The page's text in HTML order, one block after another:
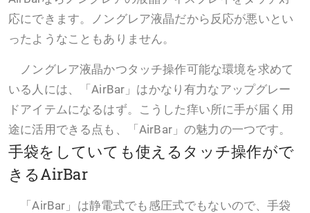
応にできます。ノングレア液晶だから反応が悪いとい
ったようなこともありません。
ノングレア液晶かつタッチ操作可能な環境を求めて
いる人には、「AirBar」はかなり有力なアップグレー
ドアイテムになるはず。こうした痒い所に手が届く用
途に活用できる点も、「AirBar」の魅力の一つです。
手袋をしていても使えるタッチ操作がで
きるAirBar
「AirBar」は静電式でも感圧式でもないので、手袋